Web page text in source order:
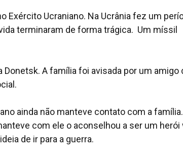
Exército Ucraniano. Na Ucrânia fez um
terminaram de forma trágica. Um míssil
A família foi avisada por um amigo
ainda não manteve contato com a família.
com ele o aconselhou a ser um herói
de ir para a guerra.